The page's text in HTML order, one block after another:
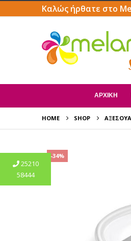
Καλώς ήρθατε στο
ΑΡΧΙΚΗ
HOME SHOP
-34%
25210
58444